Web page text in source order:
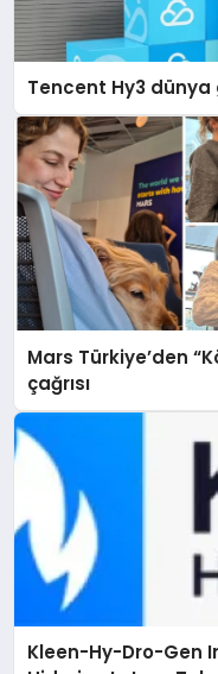
Tencent Hy3
Mars Türkiye’den
çağrısı
Kleen-Hy-Dro-Gen